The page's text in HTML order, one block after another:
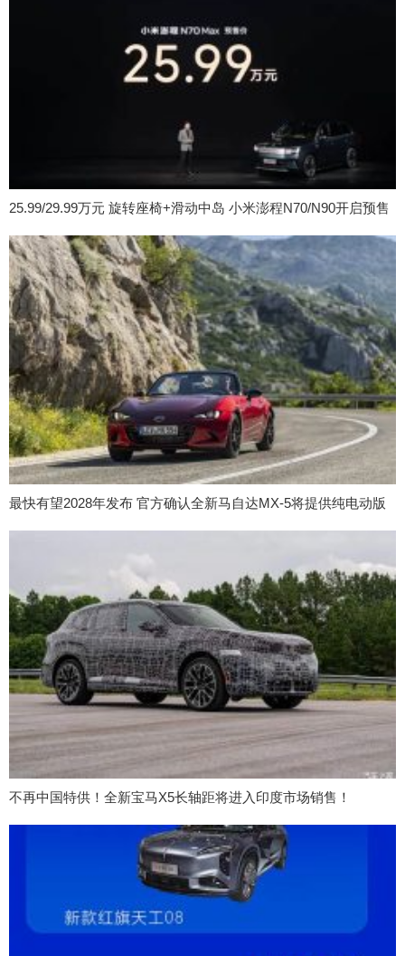
25.99/29.99万元 旋转座椅+滑动中岛 小米澎程N70/N90开启预售
最快有望2028年发布 官方确认全新马自达MX-5将提供纯电动版
不再中国特供！全新宝马X5长轴距将进入印度市场销售！